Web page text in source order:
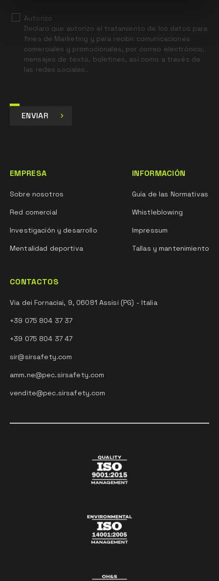
Autorizo
Declaro que autorizo el tratamiento de los datos para
fines de Marketing y para recibir comunicaciones
comerciales y promocionales, por correo electrónico,
mensajes de texto, boletines, así como a través de
las redes sociales.
ENVIAR
EMPRESA
Sobre nosotros
Red comercial
Investigación y desarrollo
Mentalidad deportiva
INFORMACIÓN
Guía de las Normativas
Whistleblowing
Impressum
Tallas y mantenimiento
CONTACTOS
Via dei Fornaciai, 9, 06081 Assisi (PG) - Italia
+39 075 804 37 37
+39 075 804 37 47
sir@sirsafety.com
amm.ne@pec.sirsafety.com
vendite@pec.sirsafety.com